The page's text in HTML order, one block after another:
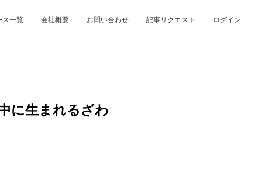
ス一覧 会社概要 お問い合わせ 記事リクエスト ログイン
に生まれるざわ